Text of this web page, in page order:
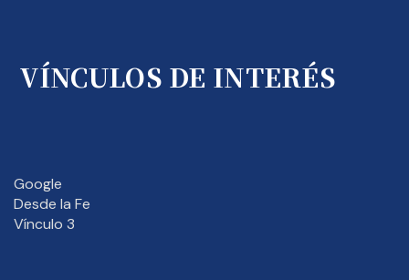
VÍNCULOS DE INTERÉS
Google
Desde la Fe
Vínculo 3